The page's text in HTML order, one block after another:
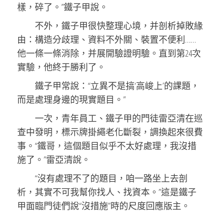
樣，碎了。”鐵子甲說。
不外，鐵子甲很快整理心境，并剖析掉敗緣
由：構造分歧理、資料不外關、裝置不便利……
他一條一條消除，并展開驗證明驗。直到第24次
實驗，他終于勝利了。
鐵子甲常說：“立異不是搞‘高峻上’的課題，
而是處理身邊的現實題目。”
一次，青年員工、鐵子甲的門徒雷亞清在巡
查中發明，標示牌掛繩老化斷裂，調換起來很費
事。“鐵哥，這個題目似乎不太好處理，我沒措
施了。”雷亞清說。
“沒有處理不了的題目，咱一路坐上去剖
析，其實不可我幫你找人、找資本。”這是鐵子
甲面臨門徒們說“沒措施”時的尺度回應版主。